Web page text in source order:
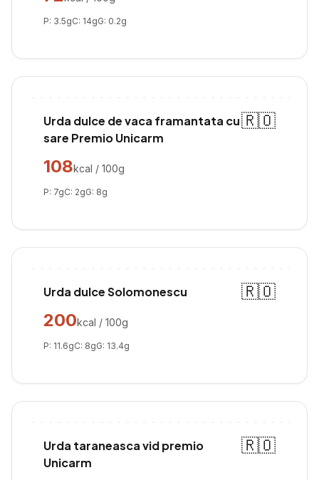
P: 3.5gC: 14gG: 0.2g
Urda dulce de vaca framantata cu
sare Premio Unicarm
🇷🇴
108kcal / 100g
P: 7gC: 2gG: 8g
Urda dulce Solomonescu
🇷🇴
200kcal / 100g
P: 11.6gC: 8gG: 13.4g
Urda taraneasca vid premio
Unicarm
🇷🇴